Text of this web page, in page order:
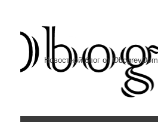
Новостной блог от ObogrevDom